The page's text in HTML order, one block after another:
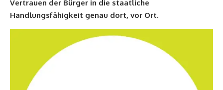
Vertrauen der Bürger in die staatliche
Handlungsfähigkeit genau dort, vor Ort.